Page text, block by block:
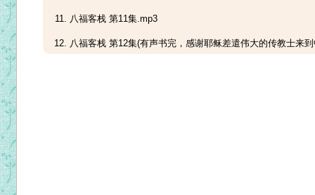
八福客栈 第11集.mp3
八福客栈 第12集(有声书完，感谢耶稣差遣伟大的传教士来